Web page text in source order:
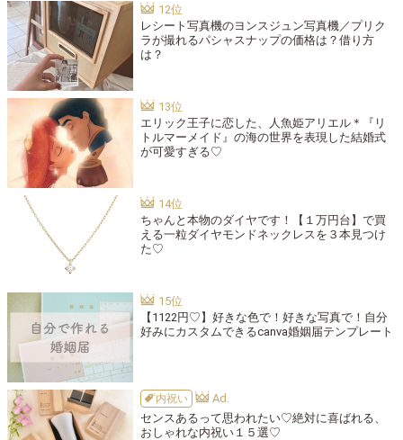
レシート写真機のヨンスジュン写真機／プリク
ラが撮れるパシャスナップの価格は？借り方
は？
エリック王子に恋した、人魚姫アリエル＊『リ
トルマーメイド』の海の世界を表現した結婚式
が可愛すぎる♡
ちゃんと本物のダイヤです！【１万円台】で買
える一粒ダイヤモンドネックレスを３本見つけ
た♡
【1122円♡】好きな色で！好きな写真で！自分
好みにカスタムできるcanva婚姻届テンプレート
内祝い
センスあるって思われたい♡絶対に喜ばれる、
おしゃれな内祝い１５選♡